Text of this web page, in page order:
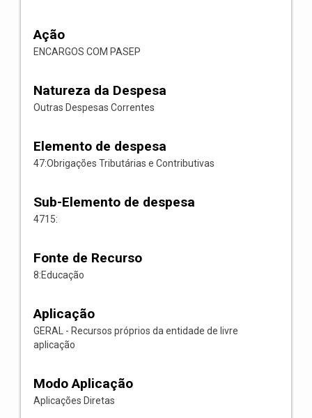
Ação
ENCARGOS COM PASEP
Natureza da Despesa
Outras Despesas Correntes
Elemento de despesa
47:Obrigações Tributárias e Contributivas
Sub-Elemento de despesa
4715:
Fonte de Recurso
8:Educação
Aplicação
GERAL - Recursos próprios da entidade de livre
aplicação
Modo Aplicação
Aplicações Diretas